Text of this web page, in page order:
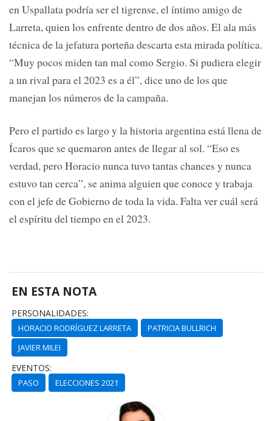
en Uspallata podría ser el tigrense, el íntimo amigo de
Larreta, quien los enfrente dentro de dos años. El ala más
técnica de la jefatura porteña descarta esta mirada política.
“Muy pocos miden tan mal como Sergio. Si pudiera elegir
a un rival para el 2023 es a él”, dice uno de los que
manejan los números de la campaña.
Pero el partido es largo y la historia argentina está llena de
Ícaros que se quemaron antes de llegar al sol. “Eso es
verdad, pero Horacio nunca tuvo tantas chances y nunca
estuvo tan cerca”, se anima alguien que conoce y trabaja
con el jefe de Gobierno de toda la vida. Falta ver cuál será
el espíritu del tiempo en el 2023.
EN ESTA NOTA
PERSONALIDADES:
HORACIO RODRÍGUEZ LARRETA
PATRICIA BULLRICH
JAVIER MILEI
EVENTOS:
PASO ELECCIONES 2021